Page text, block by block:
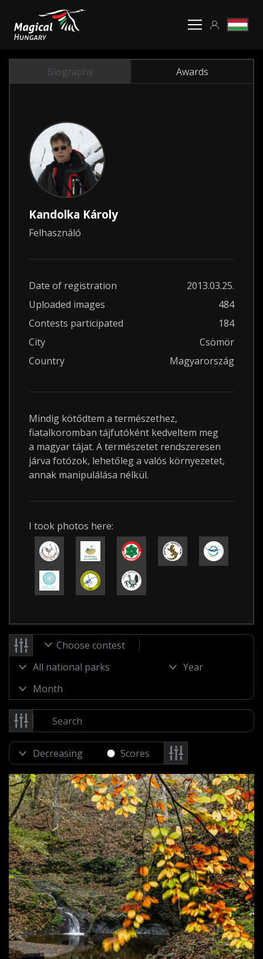
Biography Awards
Kandolka Károly
Felhasználó
Date of registration
2013.03.25.
Uploaded images
484
Contests participated
184
City
Csömör
Country
Magyarország
Mindig kötődtem a természethez,
fiatalkoromban tájfutóként kedveltem meg
a magyar tájat. A természetet rendszeresen
járva fotózok, lehetőleg a valós környezetet,
annak manipulálása nélkül.
I took photos here:
Choose contest
Scores